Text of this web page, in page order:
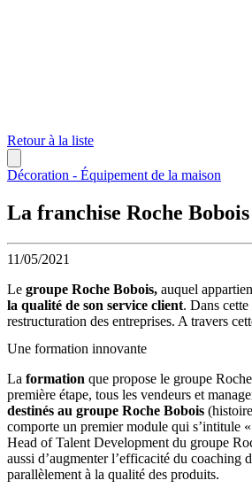
Retour à la liste
Décoration - Équipement de la maison
La franchise Roche
11/05/2021
Le groupe Roche Bobois, auquel
la qualité de son service client. Dans
restructuration des entreprises. A travers
Une formation innovante
La formation que propose le groupe
première étape, tous les vendeurs et
destinés au groupe Roche Bobois
comporte un premier module qui s’intitule
Head of Talent Development du groupe
aussi d’augmenter l’efficacité du coaching
parallèlement à la qualité des produits.